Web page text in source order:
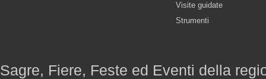
Visite guidate
Strumenti
Sagre, Fiere, Feste ed Eventi della